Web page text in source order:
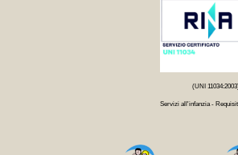
(UNI
Servizi all'infanzia -